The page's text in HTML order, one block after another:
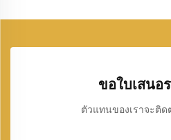
ขอใบเสนอ
ตัวแทนของเราจะติด